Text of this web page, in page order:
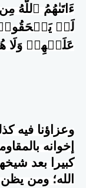
ءَاتَىٰهُمُ
لَمۡ
عَلَیۡهِمۡ وَلَا
وعزاؤنا فيه
إخوانه
كبيرا بعد
الله؛ ومن